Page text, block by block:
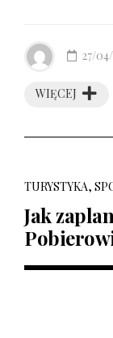
WIĘCEJ
27/
TURYSTYKA,
Jak